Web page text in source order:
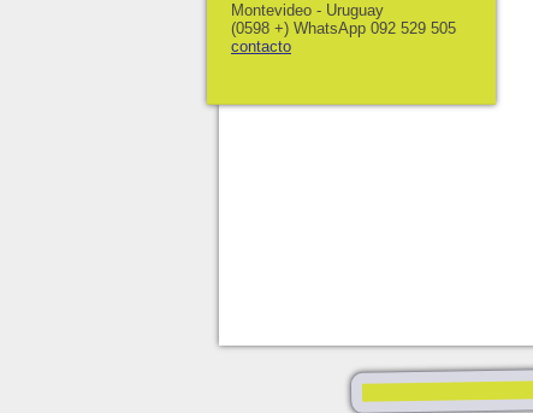
Montevideo - Uruguay
(0598 +) WhatsApp 092 529 505
contacto